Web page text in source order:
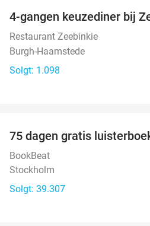
4-gangen keuzediner bij
Restaurant Zeebinkie
Burgh-Haamstede
Solgt: 1.098
75 dagen gratis
BookBeat
Stockholm
Solgt: 39.307